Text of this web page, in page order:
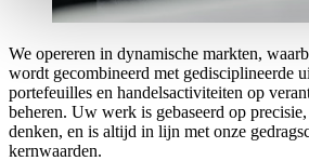
We opereren in dynamische markten,
wordt gecombineerd met gedisciplineerde
portefeuilles en handelsactiviteiten op
beheren. Uw werk is gebaseerd op
denken, en is altijd in lijn met onze
kernwaarden.